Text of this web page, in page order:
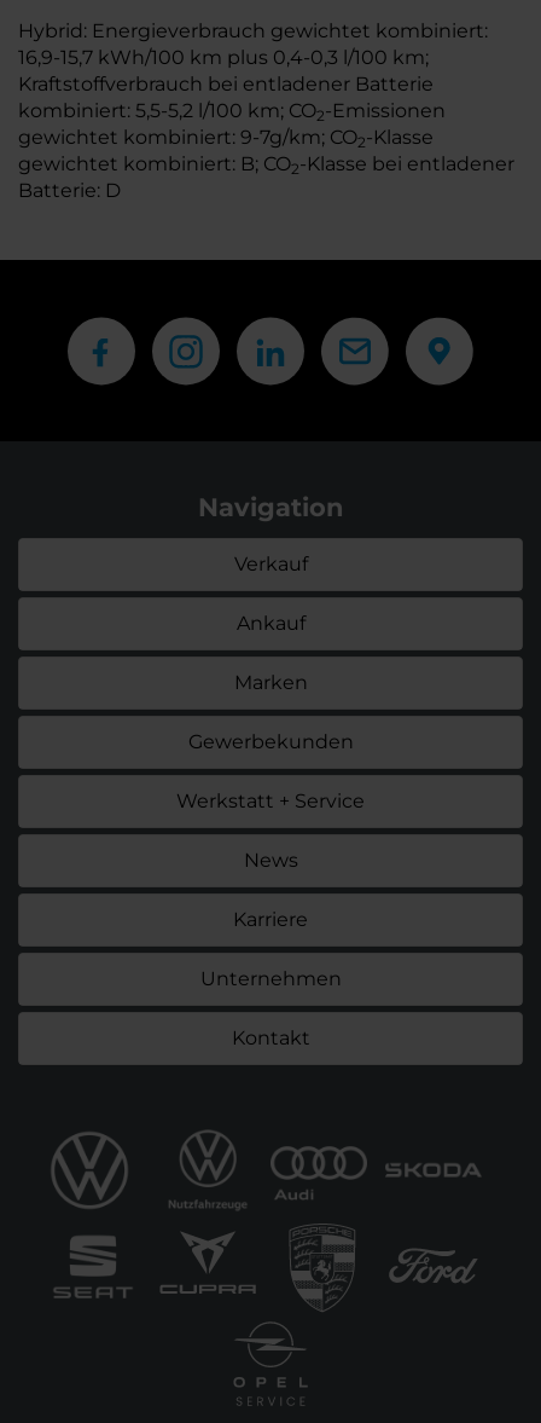
Hybrid: Energieverbrauch gewichtet kombiniert:
16,9-15,7 kWh/100 km plus 0,4-0,3 l/100 km;
Kraftstoffverbrauch bei entladener Batterie
kombiniert: 5,5-5,2 l/100 km; CO2-Emissionen
gewichtet kombiniert: 9-7g/km; CO2-Klasse
gewichtet kombiniert: B; CO2-Klasse bei entladener
Batterie: D
Navigation
Verkauf
Ankauf
Marken
Gewerbekunden
Werkstatt + Service
News
Karriere
Unternehmen
Kontakt